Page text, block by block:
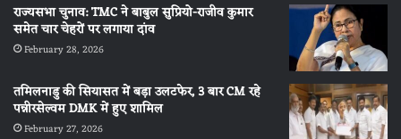
राज्यसभा चुनाव: TMC ने बाबुल सुप्रियो-राजीव कुमार
समेत चार चेहरों पर लगाया दांव
February 28, 2026
तमिलनाडु की सियासत में बड़ा उलटफेर, 3 बार CM रहे
पन्नीरसेल्वम DMK में हुए शामिल
February 27, 2026